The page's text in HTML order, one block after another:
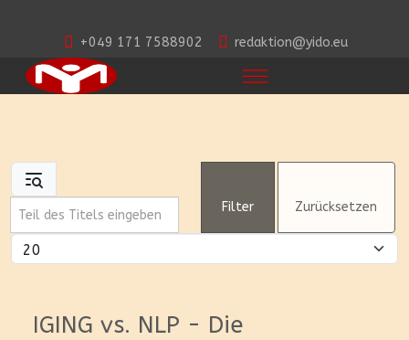
+049 171 7588902 redaktion@yido.eu
Teil des Titels eingeben
Filter Zurücksetzen
Anzeige #
IGING vs. NLP - Die